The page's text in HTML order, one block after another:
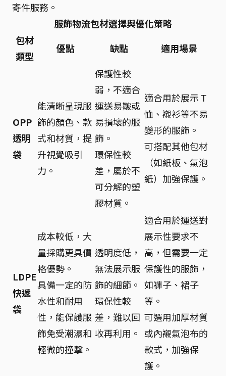
寄件服務。
服飾物流包材選擇與優化策略
包材
類型
優點 缺點 適用場景
OPP
透明
袋
能清晰呈現服
飾的顏色、款
式和材質，提
升視覺吸引
力。
保護性較
弱，不適合
運送易皺或
易損壞的服
飾。
環保性較
差，屬於不
可分解的塑
膠材質。
適合用於展示 T
恤、襯衫等不易
變形的服飾。
可搭配其他包材
（如紙板、氣泡
紙）加強保護。
LDPE
快遞
袋
成本較低，大
量採購更具價
格優勢。
具備一定的防
水性和耐用
性，能保護服
飾免受潮濕和
輕微的撞擊。
透明度低，
無法展示服
飾的細節。
環保性較
差，難以回
收再利用。
適合用於運送對
展示性要求不
高，但需要一定
保護性的服飾，
如褲子、裙子
等。
可選用加厚材質
或內襯氣泡布的
款式，加強保
護。